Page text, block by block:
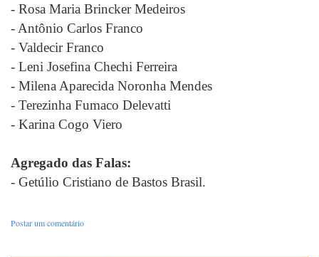
- Rosa Maria Brincker Medeiros
- Antônio Carlos Franco
- Valdecir Franco
- Leni Josefina Chechi Ferreira
- Milena Aparecida Noronha Mendes
- Terezinha Fumaco Delevatti
- Karina Cogo Viero
Agregado das Falas:
- Getúlio Cristiano de Bastos Brasil.
Postar um comentário